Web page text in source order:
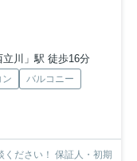
立川」駅 徒歩16分
ン
バルコニー
保証人・初期